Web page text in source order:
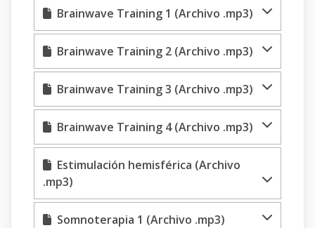
Brainwave Training 1 (Archivo .mp3)
Brainwave Training 2 (Archivo .mp3)
Brainwave Training 3 (Archivo .mp3)
Brainwave Training 4 (Archivo .mp3)
Estimulación hemisférica (Archivo
.mp3)
Somnoterapia 1 (Archivo .mp3)